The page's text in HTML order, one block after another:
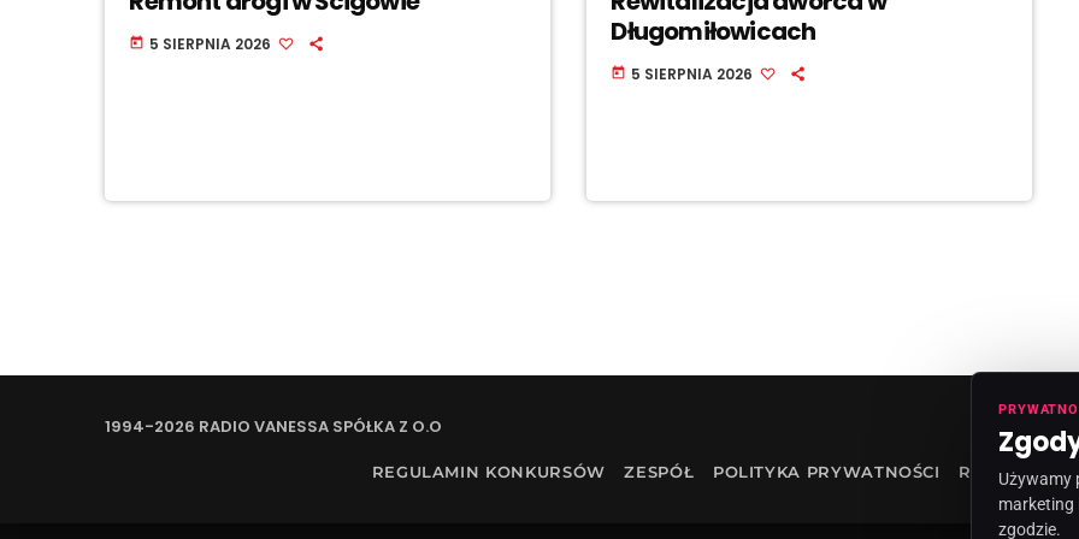
today 5 SIERPNIA 2026
Długomiłowicach
today 5 SIERPNIA 2026
1994-2026 RADIO VANESSA SPÓŁKA Z O.O
REGULAMIN KONKURSÓW ZESPÓŁ POLITYKA PRYWATNOŚCI RODOUżywamy
marketing
zgodzie.